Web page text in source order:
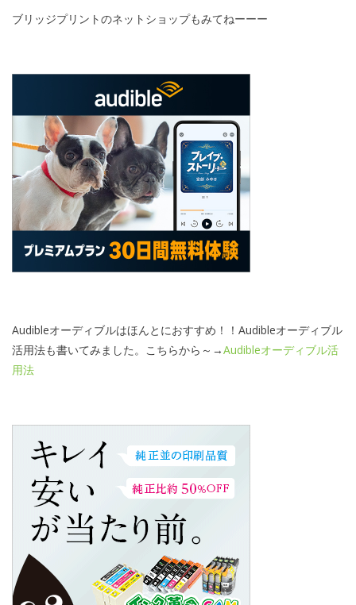
ブリッジプリントのネットショップもみてねーーー
Audibleオーディブルはほんとにおすすめ！！Audibleオーディブル
活用法も書いてみました。こちらから～→Audibleオーディブル活
用法